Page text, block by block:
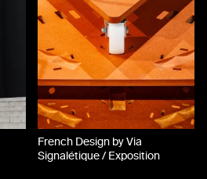
French Design by Via
Signalétique / Exposition